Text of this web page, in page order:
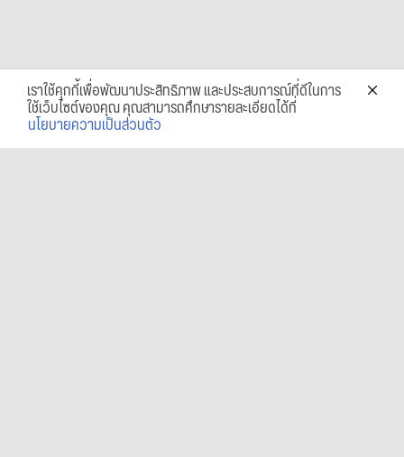
เราใช้คุกกี้เพื่อพัฒนาประสิทธิภาพ และประสบการณ์ที่ดีในการ
ใช้เว็บไซต์ของคุณ คุณสามารถศึกษารายละเอียดได้ที่
นโยบายความเป็นส่วนตัว